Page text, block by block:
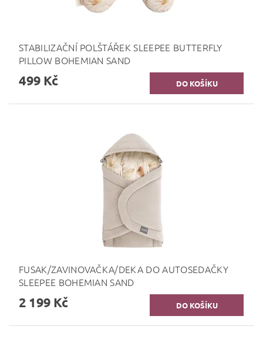
STABILIZAČNÍ POLŠTÁŘEK SLEEPEE BUTTERFLY
PILLOW BOHEMIAN SAND
499 Kč
FUSAK/ZAVINOVAČKA/DEKA DO AUTOSEDAČKY
SLEEPEE BOHEMIAN SAND
2 199 Kč